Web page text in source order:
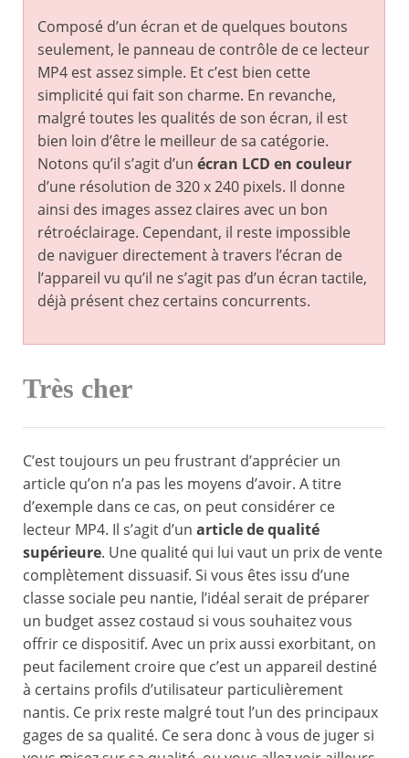
Composé d’un écran et de quelques boutons
seulement, le panneau de contrôle de ce lecteur
MP4 est assez simple. Et c’est bien cette
simplicité qui fait son charme. En revanche,
malgré toutes les qualités de son écran, il est
bien loin d’être le meilleur de sa catégorie.
Notons qu’il s’agit d’un écran LCD en couleur
d’une résolution de 320 x 240 pixels. Il donne
ainsi des images assez claires avec un bon
rétroéclairage. Cependant, il reste impossible
de naviguer directement à travers l’écran de
l’appareil vu qu’il ne s’agit pas d’un écran tactile,
déjà présent chez certains concurrents.
Très cher
C’est toujours un peu frustrant d’apprécier un
article qu’on n’a pas les moyens d’avoir. A titre
d’exemple dans ce cas, on peut considérer ce
lecteur MP4. Il s’agit d’un article de qualité
supérieure. Une qualité qui lui vaut un prix de vente
complètement dissuasif. Si vous êtes issu d’une
classe sociale peu nantie, l’idéal serait de préparer
un budget assez costaud si vous souhaitez vous
offrir ce dispositif. Avec un prix aussi exorbitant, on
peut facilement croire que c’est un appareil destiné
à certains profils d’utilisateur particulièrement
nantis. Ce prix reste malgré tout l’un des principaux
gages de sa qualité. Ce sera donc à vous de juger si